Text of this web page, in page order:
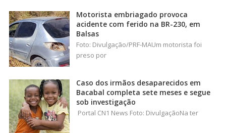
Motorista embriagado provoca
acidente com ferido na BR-230, em
Balsas
Foto: Divulgação/PRF-MAUm motorista foi
preso por
Caso dos irmãos desaparecidos em
Bacabal completa sete meses e segue
sob investigação
Portal CN1 News Foto: DivulgaçãoNa ter